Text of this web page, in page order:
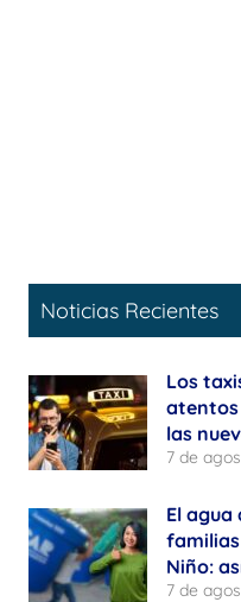
Noticias Recientes
Los
atentos
las
7 de
El
familias
Niño:
7 de